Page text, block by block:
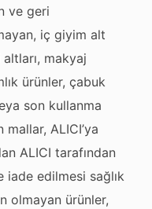
ve geri
iç giyim alt
makyaj
ürünler, çabuk
son kullanma
ALICI’ya
ALICI tarafından
iade edilmesi sağlık
olmayan ürünler,